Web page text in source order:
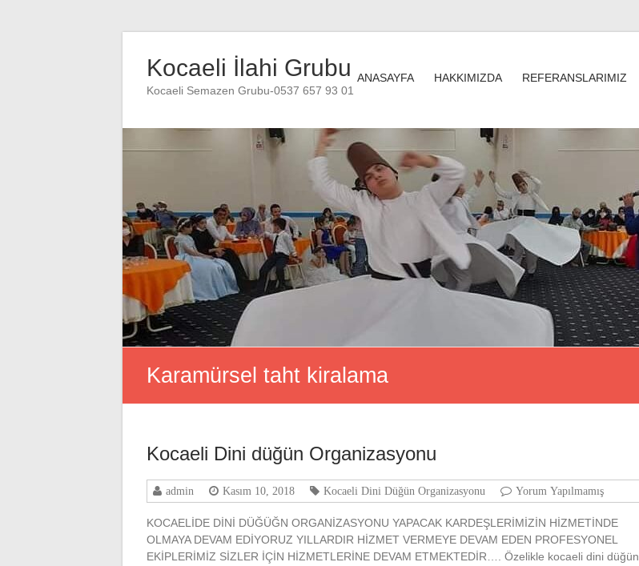
contentKocaeli İlahi Grubu
Kocaeli Semazen Grubu-0537 657 93 01
ANASAYFA HAKKIMIZDA REFERANSLARIMIZ
Karamürsel taht kiralama
Kocaeli Dini düğün Organizasyonu
admin Kasım 10, 2018 Kocaeli Dini Düğün Organizasyonu Yorum Yapılmamış
KOCAELİDE DİNİ DÜĞÜĞN ORGANİZASYONU YAPACAK KARDEŞLERİMİZİN HİZMETİNDE
OLMAYA DEVAM EDİYORUZ YILLARDIR HİZMET VERMEYE DEVAM EDEN PROFESYONEL
EKİPLERİMİZ SİZLER İÇİN HİZMETLERİNE DEVAM ETMEKTEDİR…. Özelikle kocaeli dini düğün